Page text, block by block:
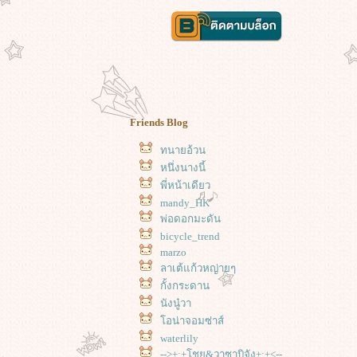
Friends Blog
ทนายอ้วน
หนึ่งนางนี้
พี่หน้าเดียว
mandy_HK
พ่อดอกมะดัน
bicycle_trend
marzo
ลาเต้แก้วหญ่ายๆ
กั้งกระดาน
นังนู๋วา
อน่าจอมซ่าส์
waterlily
-->+:+โชยุ&วาซาบิจัง+:+<--